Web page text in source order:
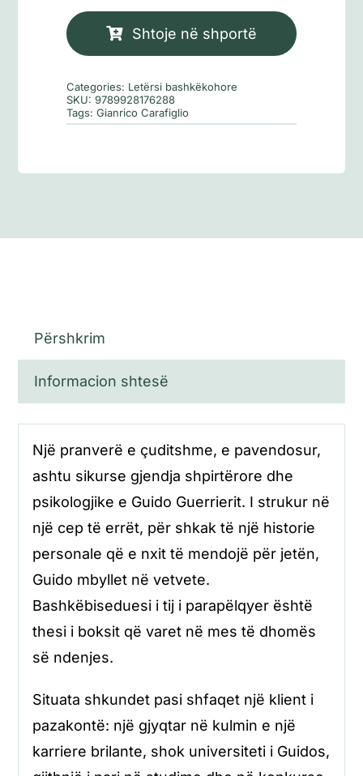
i
Shtoje në shportë
Categories: Letërsi bashkëkohore
SKU:9789928176288
Tags:Gianrico Carafiglio
Përshkrim
Informacion shtesë
Një pranverë e çuditshme, e pavendosur,
ashtu sikurse gjendja shpirtërore dhe
psikologjike e Guido Guerrierit. I strukur në
një cep të errët, për shkak të një historie
personale që e nxit të mendojë për jetën,
Guido mbyllet në vetvete.
Bashkëbiseduesi i tij i parapëlqyer është
thesi i boksit që varet në mes të dhomës
së ndenjes.
Situata shkundet pasi shfaqet një klient i
pazakontë: një gjyqtar në kulmin e një
karriere brilante, shok universiteti i Guidos,